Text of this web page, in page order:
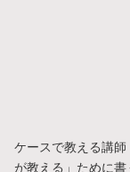
ケースで教える講
が教える」ために